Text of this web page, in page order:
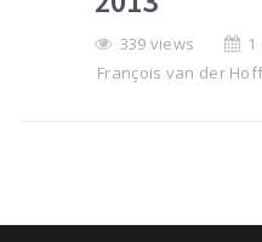
339 views
François van der Hoff